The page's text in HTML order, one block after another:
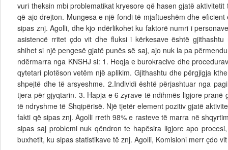
vuri theksin mbi problematikat kryesore që hasen gjatë
që ajo drejton. Mungesa e një fondi të mjaftueshëm dhe
sipas znj. Agolli, dhe kjo ndërlikohet ku faktorë numri i
asistencë rritet çdo vit dhe fluksi i kërkesave është
shihet si një pengesë gjatë punës së saj, ajo nuk la pa
ndërmarra nga KNSHJ si: 1. Heqja e burokracive dhe
qytetari plotëson vetëm një aplikim. Gjithashtu dhe përgjigja
shpejtë dhe të arsyeshme. 2.Individi është përjashtuar nga
tjera për gjyqtarin. 3. Hapja e 6 zyrave të ndihmës ligjore pranë
të ndryshme të Shqipërisë. Një tjetër element pozitiv gjatë
fakti që sipas znj. Agolli rreth 98% e rasteve të marra në
sipas saj problemi nuk qëndron te hapësira ligjore apo
buxhetit, ku sipas statistikave të znj. Agolli, Komisioni merr çdo